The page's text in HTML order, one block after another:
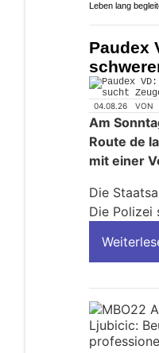
Leben lang
Paudex
04.08.26 VON
Am
Route de
mit einer
Die
Die Polizei